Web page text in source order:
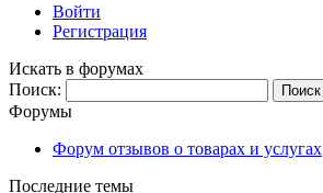
Войти
Регистрация
Искать в форумах
Поиск:
Форумы
Форум отзывов о товарах и услугах
Последние темы